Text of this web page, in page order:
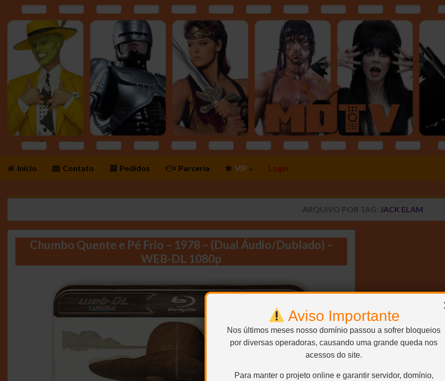
Aviso Importante
Nos últimos meses nosso domínio passou a sofrer bloqueios
por diversas operadoras, causando uma grande queda nos
acessos do site.
Para manter o projeto online e garantir servidor, domínio,
Início Contato Pedidos Parceria VIP Login
ARQUIVO POR TAG: JACK ELAM
Chumbo Quente e Pé Frio – 1978 – (Dual Áudio/Dublado) –
WEB-DL 1080p